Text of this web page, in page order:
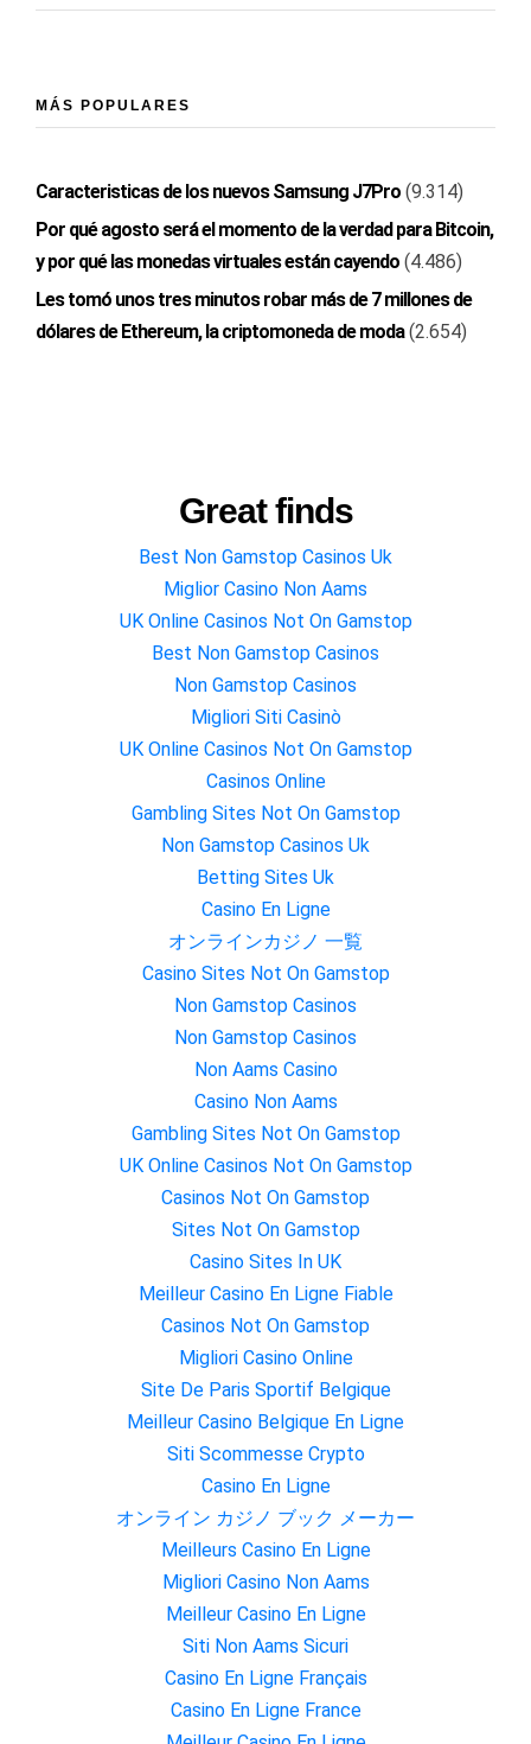
MÁS POPULARES
Caracteristicas de los nuevos Samsung J7Pro (9.314)
Por qué agosto será el momento de la verdad para Bitcoin,
y por qué las monedas virtuales están cayendo (4.486)
Les tomó unos tres minutos robar más de 7 millones de
dólares de Ethereum, la criptomoneda de moda (2.654)
Great finds
Best Non Gamstop Casinos Uk
Miglior Casino Non Aams
UK Online Casinos Not On Gamstop
Best Non Gamstop Casinos
Non Gamstop Casinos
Migliori Siti Casinò
UK Online Casinos Not On Gamstop
Casinos Online
Gambling Sites Not On Gamstop
Non Gamstop Casinos Uk
Betting Sites Uk
Casino En Ligne
オンラインカジノ 一覧
Casino Sites Not On Gamstop
Non Gamstop Casinos
Non Gamstop Casinos
Non Aams Casino
Casino Non Aams
Gambling Sites Not On Gamstop
UK Online Casinos Not On Gamstop
Casinos Not On Gamstop
Sites Not On Gamstop
Casino Sites In UK
Meilleur Casino En Ligne Fiable
Casinos Not On Gamstop
Migliori Casino Online
Site De Paris Sportif Belgique
Meilleur Casino Belgique En Ligne
Siti Scommesse Crypto
Casino En Ligne
オンライン カジノ ブック メーカー
Meilleurs Casino En Ligne
Migliori Casino Non Aams
Meilleur Casino En Ligne
Siti Non Aams Sicuri
Casino En Ligne Français
Casino En Ligne France